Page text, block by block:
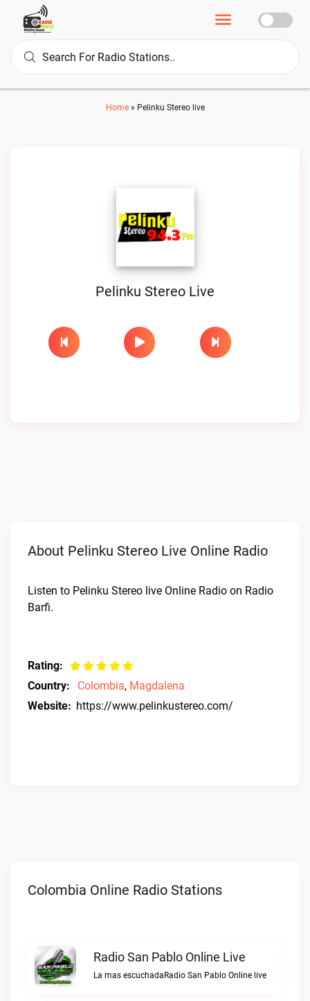
Home» Pelinku Stereo live
Pelinku Stereo Live
About Pelinku Stereo Live Online Radio
Listen to Pelinku Stereo live Online Radio on Radio
Barfi.
Rating:
Country:
Colombia, Magdalena
Website: https://www.pelinkustereo.com/
Colombia Online Radio Stations
Radio San Pablo Online Live
La mas escuchadaRadio San Pablo Online live